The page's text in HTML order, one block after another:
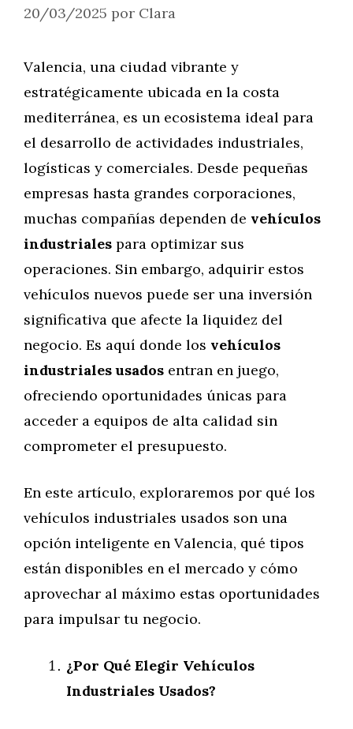
20/03/2025 por Clara
Valencia, una ciudad vibrante y
estratégicamente ubicada en la costa
mediterránea, es un ecosistema ideal para
el desarrollo de actividades industriales,
logísticas y comerciales. Desde pequeñas
empresas hasta grandes corporaciones,
muchas compañías dependen de vehículos
industriales para optimizar sus
operaciones. Sin embargo, adquirir estos
vehículos nuevos puede ser una inversión
significativa que afecte la liquidez del
negocio. Es aquí donde los vehículos
industriales usados entran en juego,
ofreciendo oportunidades únicas para
acceder a equipos de alta calidad sin
comprometer el presupuesto.
En este artículo, exploraremos por qué los
vehículos industriales usados son una
opción inteligente en Valencia, qué tipos
están disponibles en el mercado y cómo
aprovechar al máximo estas oportunidades
para impulsar tu negocio.
¿Por Qué Elegir Vehículos
Industriales Usados?